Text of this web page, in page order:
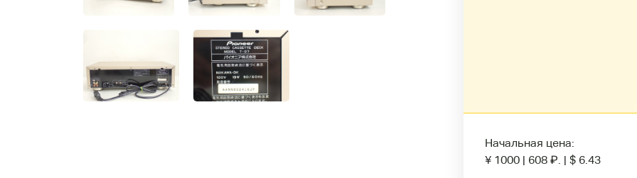
Начальная цена:
¥ 1000 | 608 ₽. | $ 6.43